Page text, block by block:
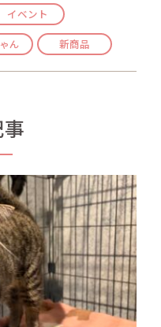
イベント
ん 新商品